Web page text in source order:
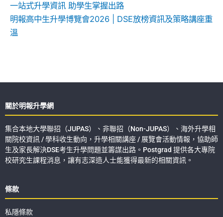
一站式升學資訊 助學生掌握出路
明報高中生升學博覽會2026 | DSE放榜資訊及策略講座重
溫
關於明報升學網
集合本地大學聯招（JUPAS）、非聯招（Non-JUPAS）、海外升學相
關院校資訊 / 學科收生動向，升學相關講座 / 展覽會活動情報，協助師
生及家長解決DSE考生升學問題並籌謀出路。Postgrad 提供各大專院
校研究生課程消息，讓有志深造人士能獲得最新的相關資訊。
條款
私隱條款